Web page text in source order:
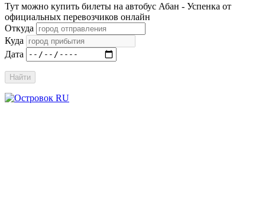
Тут можно купить билеты на автобус Абан - Успенка от
официальных перевозчиков онлайн
Откуда
Куда
Дата
Найти